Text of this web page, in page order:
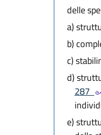
delle
a)
b)
c)
d)
287
e)